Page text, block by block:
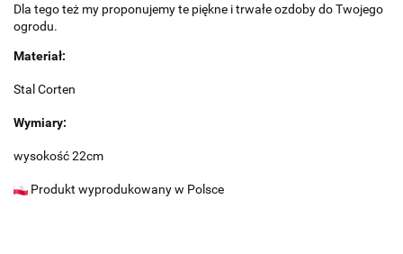
Dla tego też my proponujemy te piękne i trwałe ozdoby do Twojego
ogrodu.
Materiał:
Stal Corten
Wymiary:
wysokość 22cm
Produkt wyprodukowany w Polsce